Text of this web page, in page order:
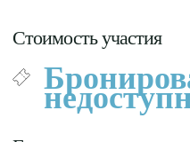
Стоимость участия